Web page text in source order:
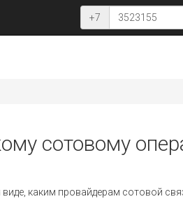
+7
сотовому
каким провайдерам сотовой